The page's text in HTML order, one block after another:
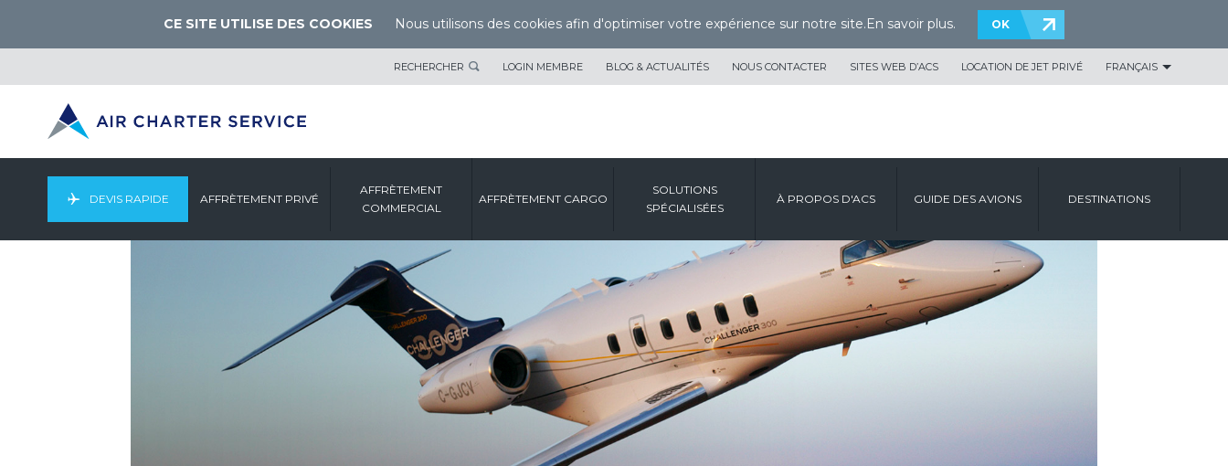
CE SITE UTILISE DES COOKIES Nous utilisons des cookies afin d'optimiser votre expérience sur notre site.En savoir plus. OK
RECHERCHER LOGIN MEMBRE BLOG & ACTUALITÉS NOUS CONTACTER SITES WEB D’ACS LOCATION DE JET PRIVÉ FRANÇAIS
DEVIS RAPIDE AFFRÈTEMENT PRIVÉ
AFFRÈTEMENT
COMMERCIAL
AFFRÈTEMENT CARGO
SOLUTIONS
SPÉCIALISÉES
À PROPOS D'ACS GUIDE DES AVIONS DESTINATIONS